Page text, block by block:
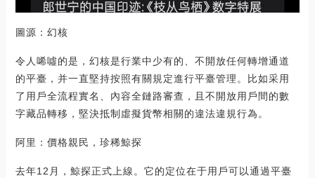
圖源：幻核
令人唏噓的是，幻核是行業中少有的、不開放任何轉增通道
的平臺，并一直堅持按照有關規定進行平臺管理。比如采用
了用戶全流程實名、內容全鏈路審查，且不開放用戶間的數
字藏品轉移，堅決抵制虛擬貨幣相關的違法違規行為。
阿里：價格親民，珍稀鯨探
去年12月，鯨探正式上線。它的定位在于用戶可以通過平臺